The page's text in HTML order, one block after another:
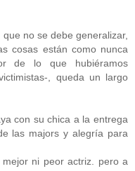
no se debe generalizar,
cosas están como nunca
de lo que hubiéramos
, queda un largo
con su chica a la entrega
las majors y alegría para
ni peor actriz. pero a